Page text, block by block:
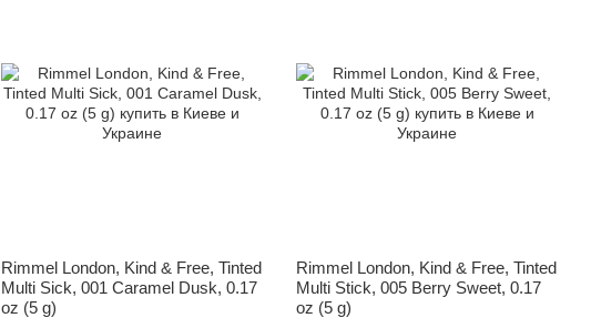
Rimmel London, Kind & Free, Tinted
Multi Sick, 001 Caramel Dusk, 0.17
oz (5 g)
Rimmel London, Kind & Free, Tinted
Multi Stick, 005 Berry Sweet, 0.17
oz (5 g)